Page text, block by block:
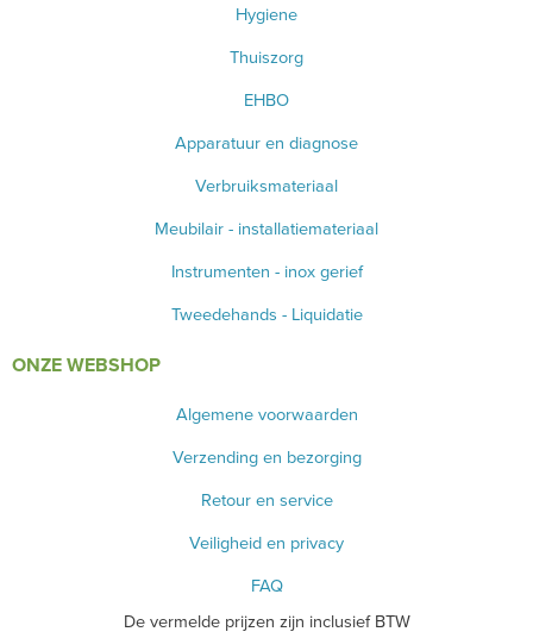
Hygiene
Thuiszorg
EHBO
Apparatuur en diagnose
Verbruiksmateriaal
Meubilair - installatiemateriaal
Instrumenten - inox gerief
Tweedehands - Liquidatie
ONZE WEBSHOP
Algemene voorwaarden
Verzending en bezorging
Retour en service
Veiligheid en privacy
FAQ
De vermelde prijzen zijn inclusief BTW